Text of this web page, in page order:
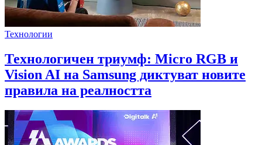
Технологии
Технологичен триумф: Micro RGB и
Vision AI на Samsung диктуват новите
правила на реалността